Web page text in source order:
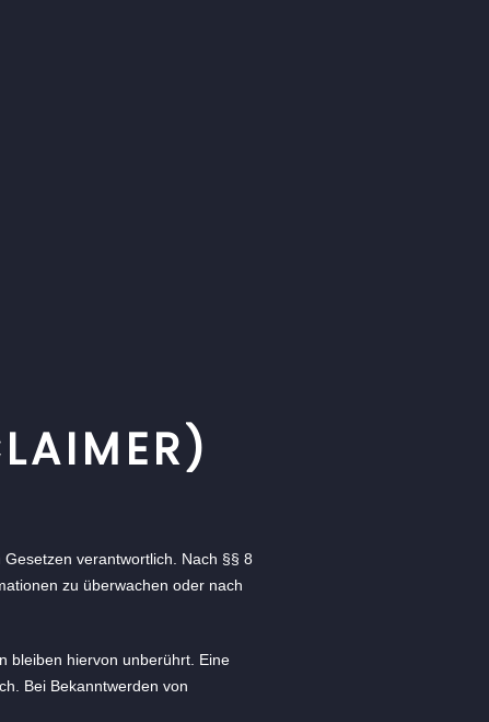
verantwortlich. Nach §§ 8
zu überwachen oder nach
bleiben hiervon unberührt. Eine
Bei Bekanntwerden von